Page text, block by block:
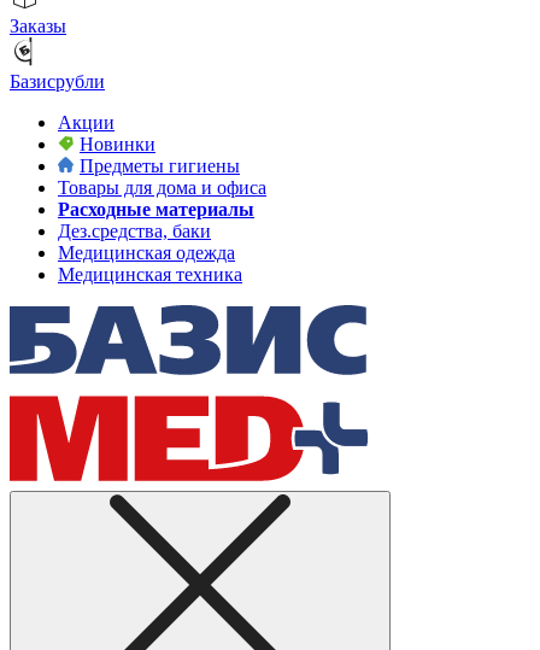
Заказы
Базисрубли
Акции
Новинки
Предметы гигиены
Товары для дома и офиса
Расходные материалы
Дез.средства, баки
Медицинская одежда
Медицинская техника